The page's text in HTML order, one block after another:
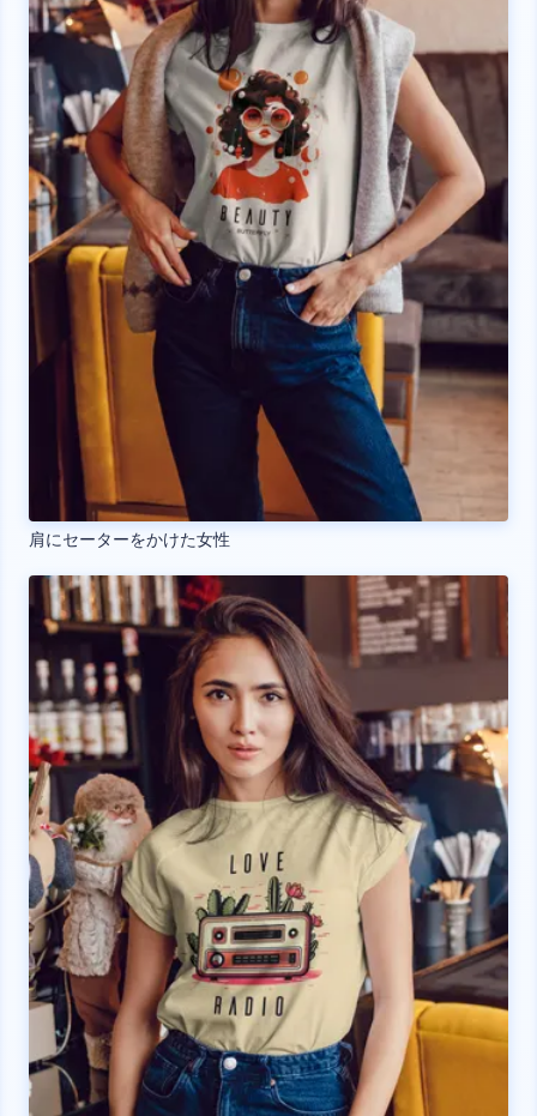
肩にセーターをかけた女性